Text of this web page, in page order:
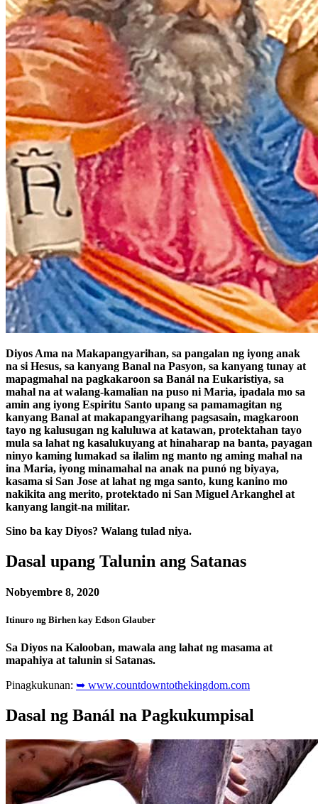
Diyos Ama na Makapangyarihan, sa pangalan ng iyong anak
na si Hesus, sa kanyang Banal na Pasyon, sa kanyang tunay at
mapagmahal na pagkakaroon sa Banál na Eukaristiya, sa
mahal na at walang-kamalian na puso ni Maria, ipadala mo sa
amin ang iyong Espiritu Santo upang sa pamamagitan ng
kanyang Banal at makapangyarihang pagsasain, magkaroon
tayo ng kalusugan ng kaluluwa at katawan, protektahan tayo
mula sa lahat ng kasalukuyang at hinaharap na banta, payagan
ninyo kaming lumakad sa ilalim ng manto ng aming mahal na
ina Maria, iyong minamahal na anak na punó ng biyaya,
kasama si San Jose at lahat ng mga santo, kung kanino mo
nakikita ang merito, protektado ni San Miguel Arkanghel at
kanyang langit-na militar.
Sino ba kay Diyos? Walang tulad niya.
Dasal upang Talunin ang Satanas
Nobyembre 8, 2020
Itinuro ng Birhen kay Edson Glauber
Sa Diyos na Kalooban, mawala ang lahat ng masama at
mapahiya at talunin si Satanas.
Pinagkukunan: ➥ www.countdowntothekingdom.com
Dasal ng Banál na Pagkukumpisal